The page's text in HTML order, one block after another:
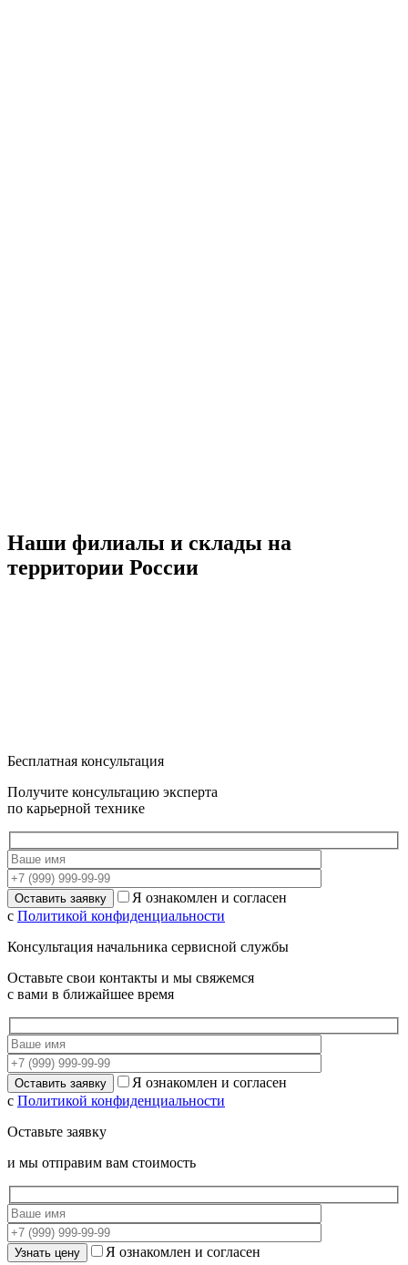
Наши филиалы и склады на
территории России
Бесплатная консультация
Получите консультацию эксперта
по карьерной технике
Я ознакомлен и согласен
с Политикой конфиденциальности
Консультация начальника сервисной службы
Оставьте свои контакты и мы свяжемся
с вами в ближайшее время
Я ознакомлен и согласен
с Политикой конфиденциальности
Оставьте заявку
и мы отправим вам стоимость
Я ознакомлен и согласен